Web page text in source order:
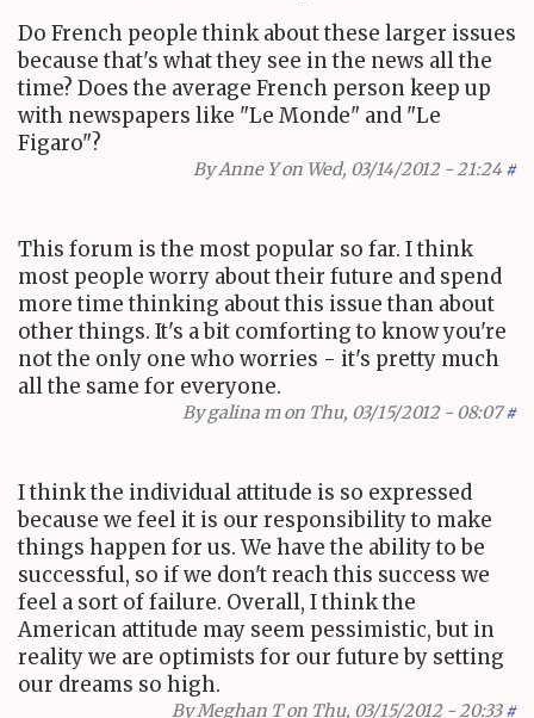
Do French people think about these larger issues
because that's what they see in the news all the
time? Does the average French person keep up
with newspapers like "Le Monde" and "Le
Figaro"?
ByAnne Yon Wed, 03/14/2012 - 21:24 #
This forum is the most popular so far. I think
most people worry about their future and spend
more time thinking about this issue than about
other things. It's a bit comforting to know you're
not the only one who worries - it's pretty much
all the same for everyone.
Bygalina mon Thu, 03/15/2012 - 08:07 #
I think the individual attitude is so expressed
because we feel it is our responsibility to make
things happen for us. We have the ability to be
successful, so if we don't reach this success we
feel a sort of failure. Overall, I think the
American attitude may seem pessimistic, but in
reality we are optimists for our future by setting
our dreams so high.
ByMeghan Ton Thu, 03/15/2012 - 20:33 #